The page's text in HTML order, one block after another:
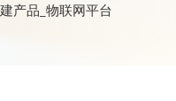
产品_物联网平台